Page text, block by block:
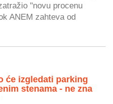
"novu procenu
ANEM zahteva od
će izgledati parking
stenama - ne zna